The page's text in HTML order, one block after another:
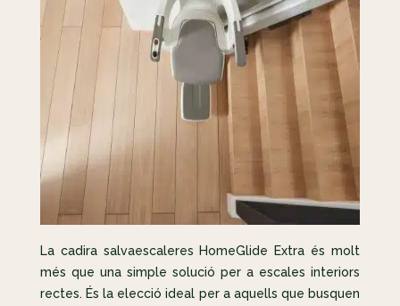
La cadira salvaescaleres HomeGlide Extra és molt
més que una simple solució per a escales interiors
rectes. És la elecció ideal per a aquells que busquen